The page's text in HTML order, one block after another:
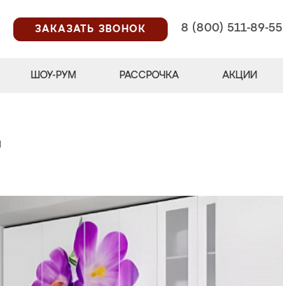
ЗАКАЗАТЬ ЗВОНОК
8 (800) 511-89-55
ШОУ-РУМ РАССРОЧКА АКЦИИ